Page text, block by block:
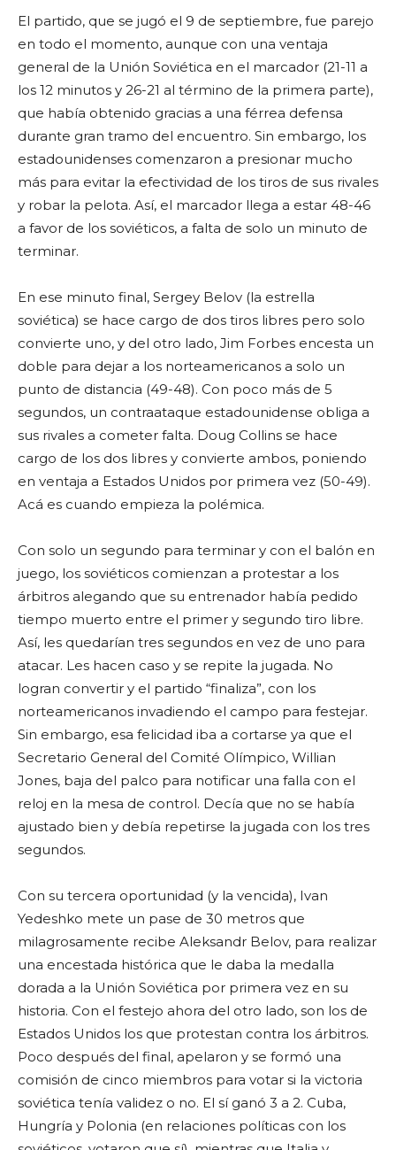
El partido, que se jugó el 9 de septiembre, fue parejo
en todo el momento, aunque con una ventaja
general de la Unión Soviética en el marcador (21-11 a
los 12 minutos y 26-21 al término de la primera parte),
que había obtenido gracias a una férrea defensa
durante gran tramo del encuentro. Sin embargo, los
estadounidenses comenzaron a presionar mucho
más para evitar la efectividad de los tiros de sus rivales
y robar la pelota. Así, el marcador llega a estar 48-46
a favor de los soviéticos, a falta de solo un minuto de
terminar.
En ese minuto final, Sergey Belov (la estrella
soviética) se hace cargo de dos tiros libres pero solo
convierte uno, y del otro lado, Jim Forbes encesta un
doble para dejar a los norteamericanos a solo un
punto de distancia (49-48). Con poco más de 5
segundos, un contraataque estadounidense obliga a
sus rivales a cometer falta. Doug Collins se hace
cargo de los dos libres y convierte ambos, poniendo
en ventaja a Estados Unidos por primera vez (50-49).
Acá es cuando empieza la polémica.
Con solo un segundo para terminar y con el balón en
juego, los soviéticos comienzan a protestar a los
árbitros alegando que su entrenador había pedido
tiempo muerto entre el primer y segundo tiro libre.
Así, les quedarían tres segundos en vez de uno para
atacar. Les hacen caso y se repite la jugada. No
logran convertir y el partido “finaliza”, con los
norteamericanos invadiendo el campo para festejar.
Sin embargo, esa felicidad iba a cortarse ya que el
Secretario General del Comité Olímpico, Willian
Jones, baja del palco para notificar una falla con el
reloj en la mesa de control. Decía que no se había
ajustado bien y debía repetirse la jugada con los tres
segundos.
Con su tercera oportunidad (y la vencida), Ivan
Yedeshko mete un pase de 30 metros que
milagrosamente recibe Aleksandr Belov, para realizar
una encestada histórica que le daba la medalla
dorada a la Unión Soviética por primera vez en su
historia. Con el festejo ahora del otro lado, son los de
Estados Unidos los que protestan contra los árbitros.
Poco después del final, apelaron y se formó una
comisión de cinco miembros para votar si la victoria
soviética tenía validez o no. El sí ganó 3 a 2. Cuba,
Hungría y Polonia (en relaciones políticas con los